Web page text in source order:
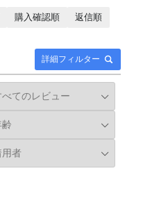
詳細フィルター
購入確認順
返信順